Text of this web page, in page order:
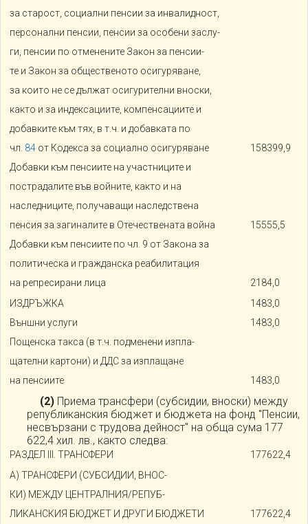
за старост, социални пенсии за инвалидност,
персонални пенсии, пенсии за особени заслу-
ги, пенсии по отменените Закон за пенсии-
те и Закон за общественото осигуряване,
за които не се дължат осигурителни вноски,
както и за индексациите, компенсациите и
добавките към тях, в т.ч. и добавката по
чл. 84 oт Кодекса за социално осигуряване
158399,9
Добавки към пенсиите на участниците и
пострадалите във войните, както и на
наследниците, получаващи наследствена
пенсия за загиналите в Отечествената война
15555,5
Добавки към пенсиите по чл. 9 от Закона за
политическа и гражданска реабилитация
на репресирани лица
2184,0
ИЗДРЪЖКА
1483,0
Външни услуги
1483,0
Пощенска такса (в т.ч. подменени изпла-
щателни картони) и ДДС за изплащане
на пенсиите
1483,0
(2) Приема трансфери (субсидии, вноски) между
републиканския бюджет и бюджета на фонд "Пенсии,
несвързани с трудова дейност" на обща сума 177
622,4 хил. лв., както следва:
РАЗДЕЛ III. ТРАНСФЕРИ
177622,4
А) ТРАНСФЕРИ (СУБСИДИИ, ВНОС-
КИ) МЕЖДУ ЦЕНТРАЛНИЯ/РЕПУБ-
ЛИКАНСКИЯ БЮДЖЕТ И ДРУГИ БЮДЖЕТИ
177622,4